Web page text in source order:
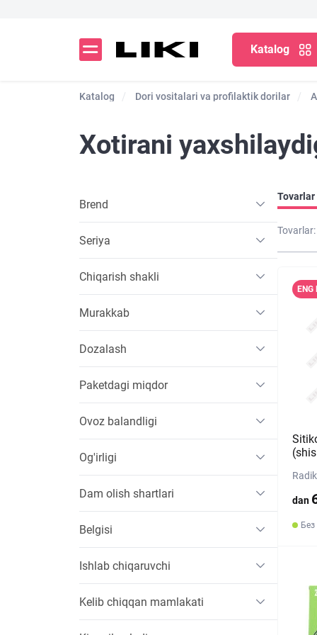
Katalog
Katalog Dori vositalari va profilaktik dorilar
Xotirani
Brend
Seriya
Chiqarish shakli
Murakkab
Dozalash
Paketdagi miqdor
Ovoz balandligi
Og'irligi
Dam olish shartlari
Belgisi
Ishlab chiqaruvchi
Kelib chiqqan mamlakati
Tovarlar
Tovarlar:
dan